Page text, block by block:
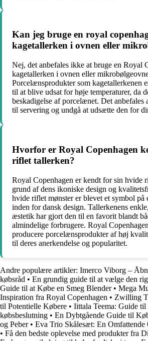
Kan jeg bruge en royal
kagetallerken i ovnen eller
Nej, det anbefales ikke at bruge en Royal
kagetallerken i ovnen eller
Porcelænsprodukter som kagetallerkenen
til at blive udsat for høje temperaturer, da
beskadigelse af porcelænet. Det anbefales
til servering og undgå at udsætte den for
Hvorfor er Royal Copenhagen
riflet tallerken?
Royal Copenhagen er kendt for sin hvide
grund af dens ikoniske design og
hvide riflet mønster er blevet et symbol på
inden for dansk design. Tallerkenens
æstetik har gjort den til en favorit blandt
almindelige forbrugere. Royal
producere porcelænsprodukter af høj
til deres anerkendelse og popularitet.
Andre populære artikler: Imerco Viborg –
købsråd • En grundig guide til at vælge den
Guide til at Købe en Smeg Blender• Mega
Inspiration fra Royal Copenhagen • Zwilling
til Potentielle Købere • Iittala Teema: Guide
købsbeslutning • En Dybtgående Guide til
og Peber• Eva Trio Skålesæt: En
• Få den bedste oplevelse med produkter fra